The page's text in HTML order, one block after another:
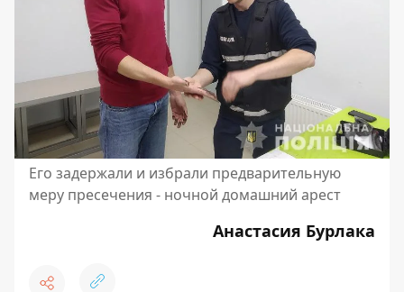
Его задержали и избрали предварительную
меру пресечения - ночной домашний арест
Анастасия Бурлака